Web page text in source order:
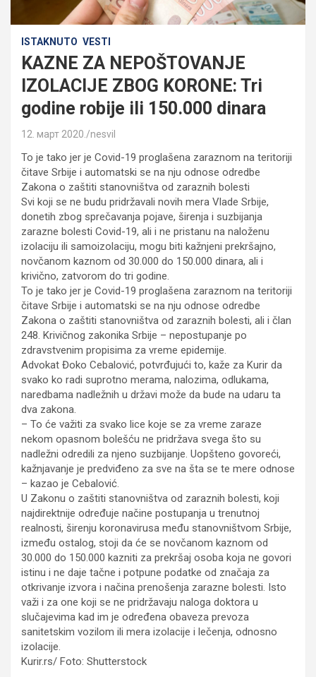
ISTAKNUTO VESTI
KAZNE ZA NEPOŠTOVANJE
IZOLACIJE ZBOG KORONE: Tri
godine robije ili 150.000 dinara
12. март 2020. nesvil
To je tako jer je Covid-19 proglašena zaraznom na teritoriji
čitave Srbije i automatski se na nju odnose odredbe
Zakona o zaštiti stanovništva od zaraznih bolesti
Svi koji se ne budu pridržavali novih mera Vlade Srbije,
donetih zbog sprečavanja pojave, širenja i suzbijanja
zarazne bolesti Covid-19, ali i ne pristanu na naloženu
izolaciju ili samoizolaciju, mogu biti kažnjeni prekršajno,
novčanom kaznom od 30.000 do 150.000 dinara, ali i
krivično, zatvorom do tri godine.
To je tako jer je Covid-19 proglašena zaraznom na teritoriji
čitave Srbije i automatski se na nju odnose odredbe
Zakona o zaštiti stanovništva od zaraznih bolesti, ali i član
248. Krivičnog zakonika Srbije – nepostupanje po
zdravstvenim propisima za vreme epidemije.
Advokat Đoko Cebalović, potvrđujući to, kaže za Kurir da
svako ko radi suprotno merama, nalozima, odlukama,
naredbama nadležnih u državi može da bude na udaru ta
dva zakona.
– To će važiti za svako lice koje se za vreme zaraze
nekom opasnom bolešću ne pridržava svega što su
nadležni odredili za njeno suzbijanje. Uopšteno govoreći,
kažnjavanje je predviđeno za sve na šta se te mere odnose
– kazao je Cebalović.
U Zakonu o zaštiti stanovništva od zaraznih bolesti, koji
najdirektnije određuje načine postupanja u trenutnoj
realnosti, širenju koronavirusa među stanovništvom Srbije,
između ostalog, stoji da će se novčanom kaznom od
30.000 do 150.000 kazniti za prekršaj osoba koja ne govori
istinu i ne daje tačne i potpune podatke od značaja za
otkrivanje izvora i načina prenošenja zarazne bolesti. Isto
važi i za one koji se ne pridržavaju naloga doktora u
slučajevima kad im je određena obaveza prevoza
sanitetskim vozilom ili mera izolacije i lečenja, odnosno
izolacije.
Kurir.rs/ Foto: Shutterstock